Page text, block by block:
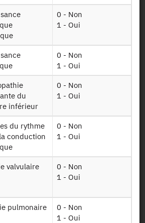
Table sur les
consultations
externes à
l'hôpital:
générale et de
spécialité
Table sur les
médicaments
en détails
Table sur les
médicaments
délivrés pendant
détails
0 - Non
1 - Oui
0 - Non
1 - Oui
du
inférieur
0 - Non
1 - Oui
conduction
0 - Non
1 - Oui
valvulaire
0 - Non
1 - Oui
0 - Non
1 - Oui